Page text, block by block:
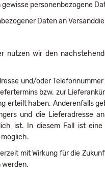
personenbezogene
Daten an
nutzen wir den
und/oder
bzw. zur
erteilt haben. Anderenfalls
und die Lieferadresse
ist. In diesem Fall ist
mit Wirkung für die
werden.